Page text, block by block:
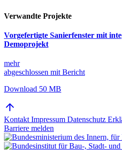
Verwandte Projekte
Vorgefertigte Sanierfenster mit
Demoprojekt
mehr
abgeschlossen mit Bericht
Download 50 MB
Kontakt Impressum Datenschutz
Barriere melden